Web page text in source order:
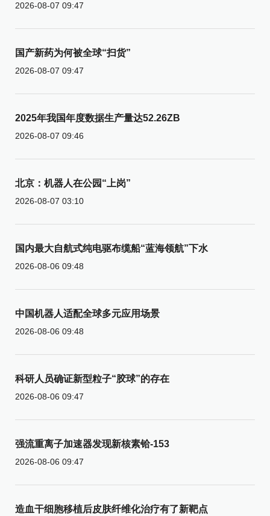
2026-08-07 09:47
国产新药为何被全球“扫货”
2026-08-07 09:47
2025年我国年度数据生产量达52.26ZB
2026-08-07 09:46
北京：机器人在公园“上岗”
2026-08-07 03:10
国内最大自航式纯电驱布缆船“蓝海领航”下水
2026-08-06 09:48
中国机器人适配全球多元应用场景
2026-08-06 09:48
科研人员确证新型粒子“胶球”的存在
2026-08-06 09:47
强流重离子加速器发现新核素铪-153
2026-08-06 09:47
造血干细胞移植后皮肤纤维化治疗有了新靶点